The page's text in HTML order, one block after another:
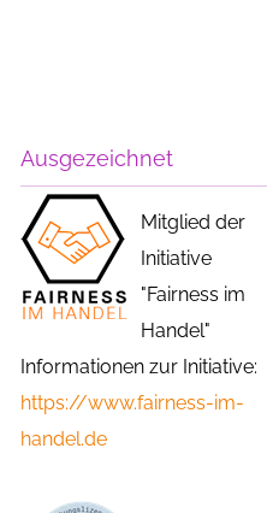
Ausgezeichnet
Mitglied der
Initiative
"Fairness im
Handel"
Informationen zur Initiative:
https://www.fairness-im-
handel.de